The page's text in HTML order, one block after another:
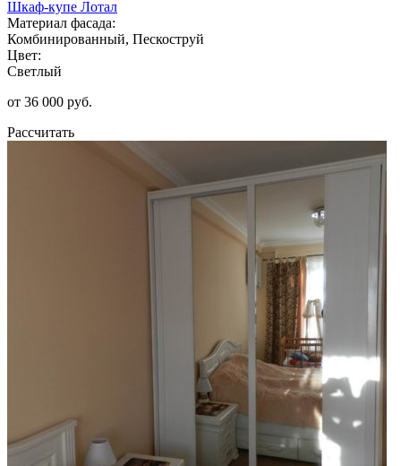
Шкаф-купе Лотал
Материал фасада:
Комбинированный, Пескоструй
Цвет:
Светлый
от 36 000 руб.
Рассчитать